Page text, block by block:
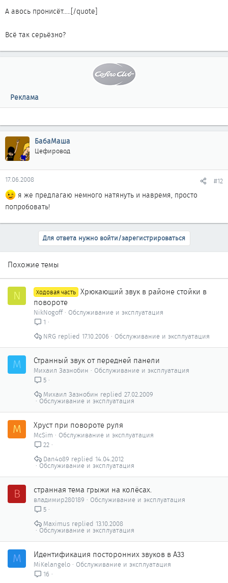
А авось пронисёт.....[/quote]
Всё так серьёзно?
Реклама
БабаМаша
Цефировод
17.06.2008 #12
я же предлагаю немного натянуть и навремя, просто
попробовать!
Для ответа нужно войти/зарегистрироваться
Похожие темы
N Ходовая часть Хрюкающий звук в районе стойки в
повороте
NikNogoff
Обслуживание и эксплуатация
1
Обслуживание и эксплуатация
17.10.2006
NRG
М Странный звук от передней панели
Михаил Зазнобин
Обслуживание и эксплуатация
5
Обслуживание и эксплуатация
27.02.2009
Михаил Зазнобин
M Хруст при повороте руля
McSim
Обслуживание и эксплуатация
22
Обслуживание и эксплуатация
14.04.2012
Dan4o89
В странная тема грыжи на колёсах.
владимир280189
Обслуживание и эксплуатация
5
Обслуживание и эксплуатация
13.10.2008
Maximus
M Идентификация посторонних звуков в А33
MiKelangelo
Обслуживание и эксплуатация
16